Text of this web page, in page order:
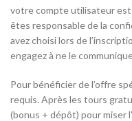
votre compte utilisateur
êtes responsable de la
avez choisi lors de
engagez à ne le
Pour bénéficier de l’offre
requis. Après les tours
(bonus + dépôt) pour miser